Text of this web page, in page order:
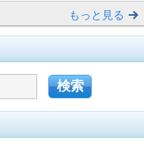
もっと見る